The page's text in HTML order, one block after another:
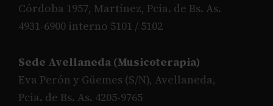
Córdoba 1957, Martínez, Pcia. de Bs. As.
4931-6900 interno 5101 / 5102
Sede Avellaneda (Musicoterapia)
Eva Perón y Güemes (S/N), Avellaneda,
Pcia. de Bs. As. 4205-9765